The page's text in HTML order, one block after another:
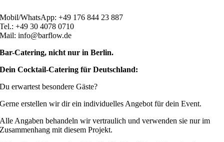
Mobil/WhatsApp: +49 176 844 23 887
Tel.: +49 30 4078 0710
Mail: info@barflow.de
Bar-Catering, nicht nur in Berlin.
Dein Cocktail-Catering für Deutschland:
Du erwartest besondere Gäste?
Gerne erstellen wir dir ein individuelles Angebot für dein Event.
Alle Angaben behandeln wir vertraulich und verwenden sie nur im
Zusammenhang mit diesem Projekt.